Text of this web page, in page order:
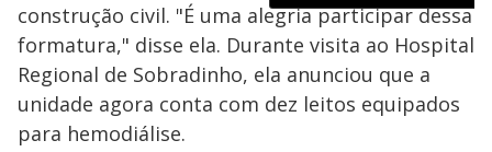
construção civil. "É uma alegria participar dessa
formatura," disse ela. Durante visita ao Hospital
Regional de Sobradinho, ela anunciou que a
unidade agora conta com dez leitos equipados
para hemodiálise.